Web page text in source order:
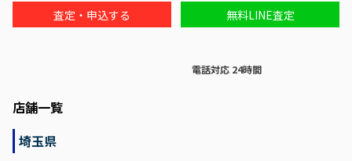
査定・申込する 無料LINE査定
電話対応 24時間
店舗一覧
埼玉県